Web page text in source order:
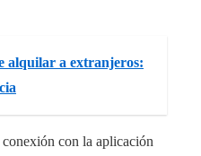
alquilar a extranjeros:
con la aplicación